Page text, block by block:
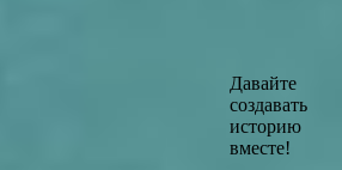
Давайте
создавать
историю
вместе!